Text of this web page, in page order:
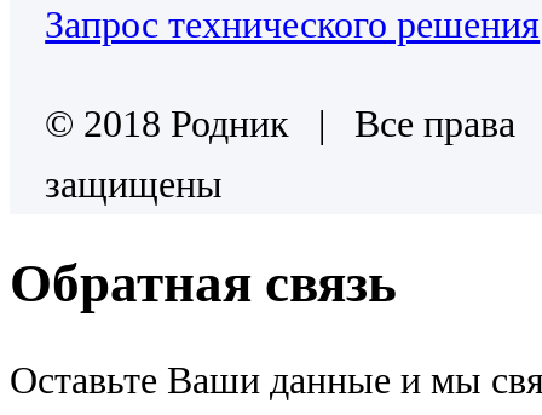
Запрос технического решения
© 2018 Родник | Все права
защищены
Обратная связь
Оставьте Ваши данные и мы